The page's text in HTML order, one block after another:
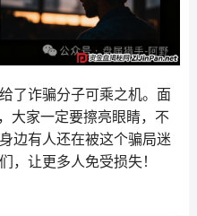
了诈骗分子可乘之机。面
大家一定要擦亮眼睛，不
边有人还在被这个骗局迷
，让更多人免受损失！